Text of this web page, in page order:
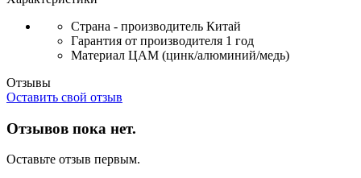
Страна - производитель Китай
Гарантия от производителя 1 год
Материал ЦАМ (цинк/алюминий/медь)
Отзывы
Оставить свой отзыв
Отзывов пока нет.
Оставьте отзыв первым.